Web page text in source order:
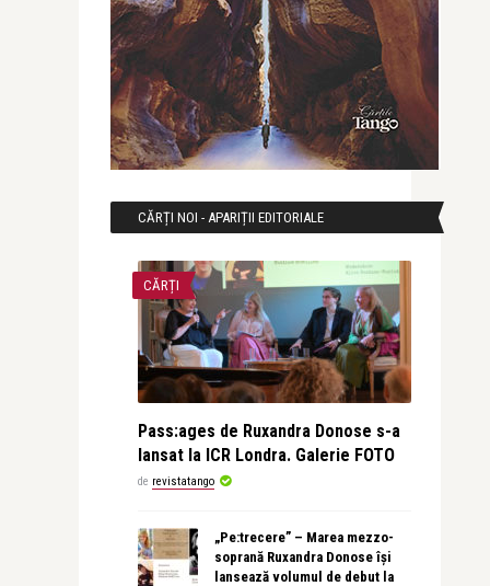
CĂRȚI NOI - APARIȚII EDITORIALE
CĂRȚI
Pass:ages de Ruxandra Donose s-a
lansat la ICR Londra. Galerie FOTO
de revistatango
„Pe:trecere” – Marea mezzo-
soprană Ruxandra Donose își
lansează volumul de debut la